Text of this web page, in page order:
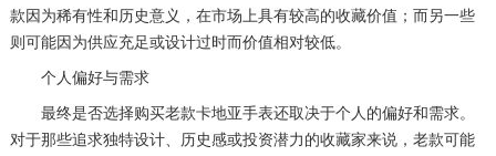
款因为稀有性和历史意义，在市场上具有较高的收藏价值；而另一些
则可能因为供应充足或设计过时而价值相对较低。
个人偏好与需求
最终是否选择购买老款卡地亚手表还取决于个人的偏好和需求。
对于那些追求独特设计、历史感或投资潜力的收藏家来说，老款可能